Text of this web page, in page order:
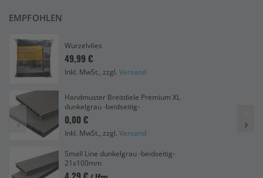
EMPFOHLEN
Wurzelvlies
49,99 €
Inkl. MwSt., zzgl. Versand
Handmuster Breitdiele Premium XL
dunkelgrau -beidseitig-
0,00 €
Inkl. MwSt., zzgl. Versand
Small Line dunkelgrau -beidseitig-
21x100mm
4,29 €